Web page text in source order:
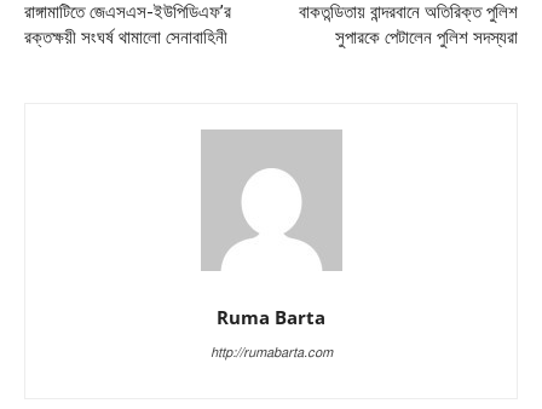
রাঙ্গামাটিতে জেএসএস-ইউপিডিএফ’র
রক্তক্ষয়ী সংঘর্ষ থামালো সেনাবাহিনী
বাকতন্ডিতায় বান্দরবানে অতিরিক্ত পুলিশ
সুপারকে পেটালেন পুলিশ সদস্যরা
Ruma Barta
http://rumabarta.com